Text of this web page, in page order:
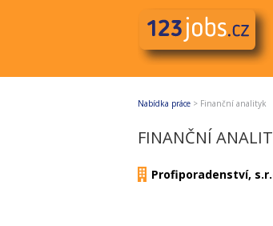
Nabídka práce > Finanční analityk
FINANČNÍ
Profiporadenství,